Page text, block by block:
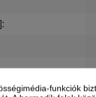
funkciók